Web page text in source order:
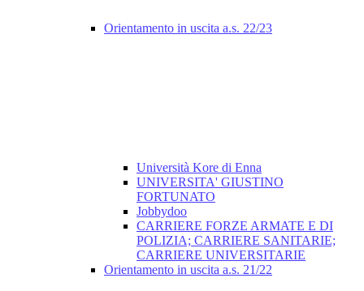
Orientamento in uscita a.s. 22/23
Università Kore di Enna
UNIVERSITA' GIUSTINO
FORTUNATO
Jobbydoo
CARRIERE FORZE ARMATE E DI
POLIZIA; CARRIERE SANITARIE;
CARRIERE UNIVERSITARIE
Orientamento in uscita a.s. 21/22